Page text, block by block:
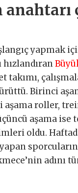
anahtarı
yapmak
hızlandıran
takımı,
Birinci
roller,
aşama ise
oldu.
adını